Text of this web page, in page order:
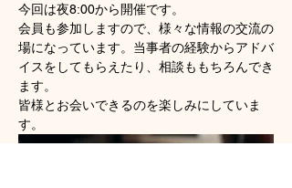
今回は夜8:00から開催です。
会員も参加しますので、様々な情報の交流の
場になっています。当事者の経験からアドバ
イスをしてもらえたり、相談ももちろんでき
ます。
皆様とお会いできるのを楽しみにしていま
す。